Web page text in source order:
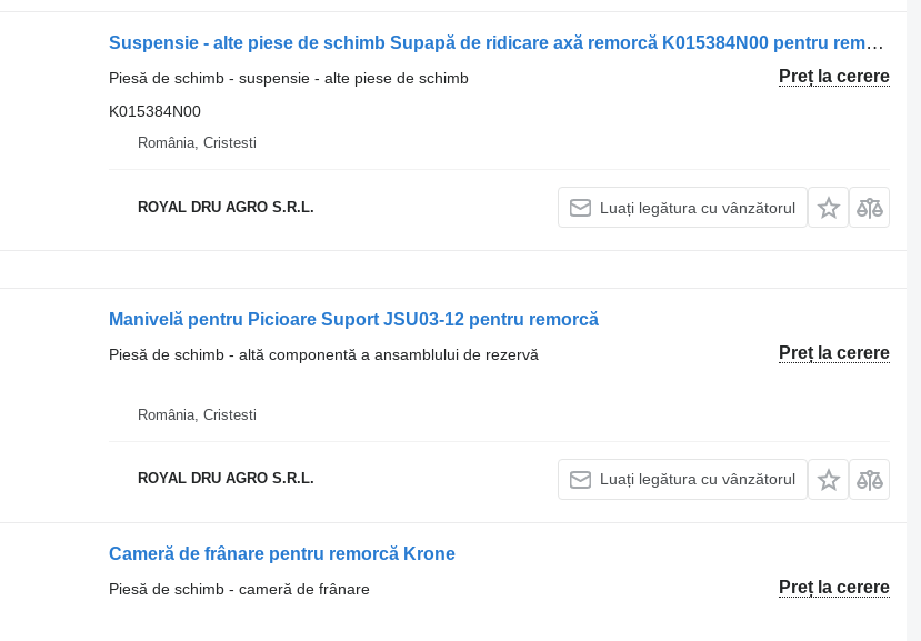
Suspensie - alte piese de schimb Supapă de ridicare axă remorcă K015384N00 pentru remorcă Fliegl
Preț la cerere
Piesă de schimb - suspensie - alte piese de schimb
K015384N00
România, Cristesti
ROYAL DRU AGRO S.R.L. Luați legătura cu vânzătorul
Manivelă pentru Picioare Suport JSU03-12 pentru remorcă
Preț la cerere
Piesă de schimb - altă componentă a ansamblului de rezervă
România, Cristesti
ROYAL DRU AGRO S.R.L. Luați legătura cu vânzătorul
Cameră de frânare pentru remorcă Krone
Preț la cerere
Piesă de schimb - cameră de frânare